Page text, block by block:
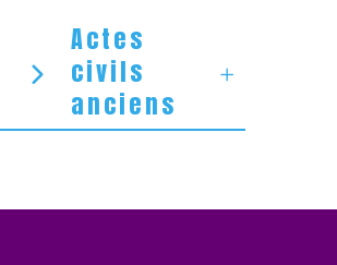
Actes
civils
anciens